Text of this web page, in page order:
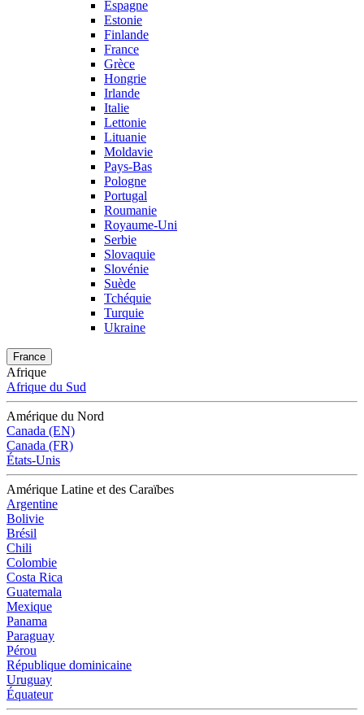
Espagne
Estonie
Finlande
France
Grèce
Hongrie
Irlande
Italie
Lettonie
Lituanie
Moldavie
Pays-Bas
Pologne
Portugal
Roumanie
Royaume-Uni
Serbie
Slovaquie
Slovénie
Suède
Tchéquie
Turquie
Ukraine
France
Afrique
Afrique du Sud
Amérique du Nord
Canada (EN)
Canada (FR)
États-Unis
Amérique Latine et des Caraïbes
Argentine
Bolivie
Brésil
Chili
Colombie
Costa Rica
Guatemala
Mexique
Panama
Paraguay
Pérou
République dominicaine
Uruguay
Équateur